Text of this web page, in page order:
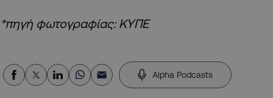
*πηγή φωτογραφίας: ΚΥΠΕ
Alpha Podcasts